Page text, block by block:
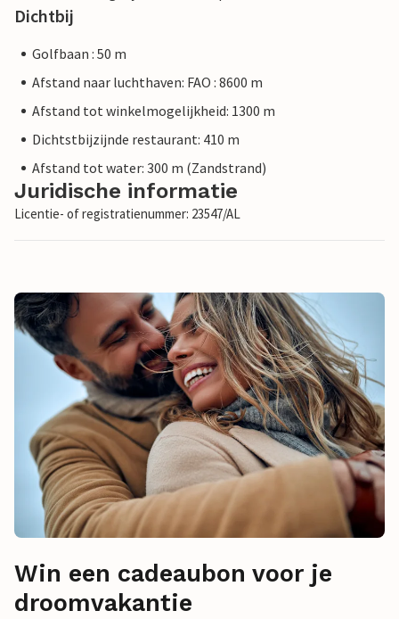
Dichtbij
Golfbaan : 50 m
Afstand naar luchthaven: FAO : 8600 m
Afstand tot winkelmogelijkheid: 1300 m
Dichtstbijzijnde restaurant: 410 m
Afstand tot water: 300 m (Zandstrand)
Juridische informatie
Licentie- of registratienummer: 23547/AL
Win een cadeaubon voor je
droomvakantie